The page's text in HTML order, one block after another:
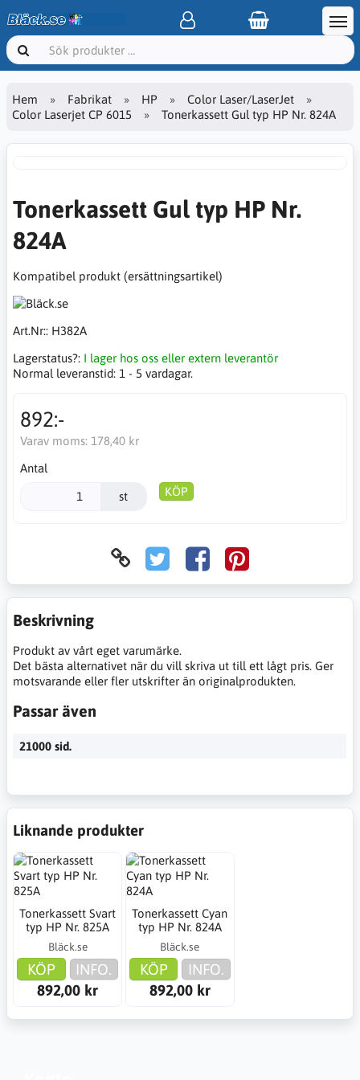
Hem Fabrikat HP
Color Laser/LaserJet
Color Laserjet CP 6015
Tonerkassett Gul typ HP Nr. 824A
Tonerkassett Gul typ HP Nr.
824A
Kompatibel produkt (ersättningsartikel)
Art.Nr:: H382A
Lagerstatus?: I lager hos oss eller extern leverantör
Normal leveranstid: 1 - 5 vardagar.
892:-
Varav moms: 178,40 kr
Antal
st KÖP
Beskrivning
Produkt av vårt eget varumärke.
Det bästa alternativet när du vill skriva ut till ett lågt pris. Ger
motsvarande eller fler utskrifter än originalprodukten.
Passar även
21000 sid.
Liknande produkter
Tonerkassett Svart
typ HP Nr. 825A
Bläck.se
KÖP
INFO.
892,00 kr
Tonerkassett Cyan
typ HP Nr. 824A
Bläck.se
KÖP
INFO.
892,00 kr